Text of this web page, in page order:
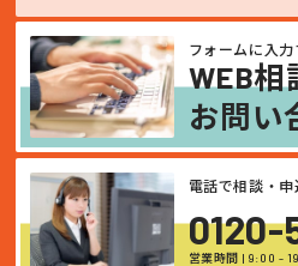
WEB相
お問い
フォームに入力
0120-
電話で相談・申
営業時間 | 9:00 -